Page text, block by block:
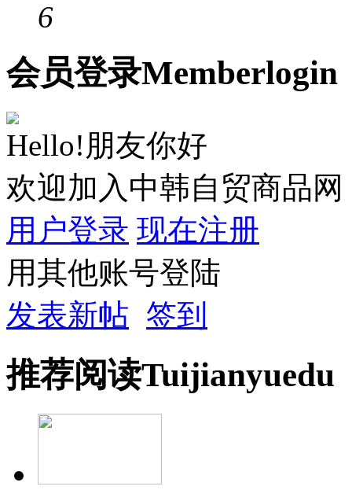
6
会员登录Memberlogin
Hello!朋友你好
欢迎加入中韩自贸商品网
用户登录 现在注册
用其他账号登陆
发表新帖 签到
推荐阅读Tuijianyuedu